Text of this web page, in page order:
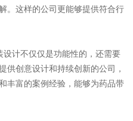
。这样的公司更能够提供符合行
设计不仅仅是功能性的，还需要
供创意设计和持续创新的公司，
丰富的案例经验，能够为药品带